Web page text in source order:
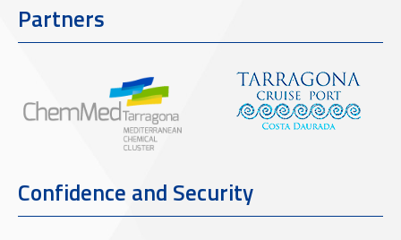
Partners
Confidence and Security